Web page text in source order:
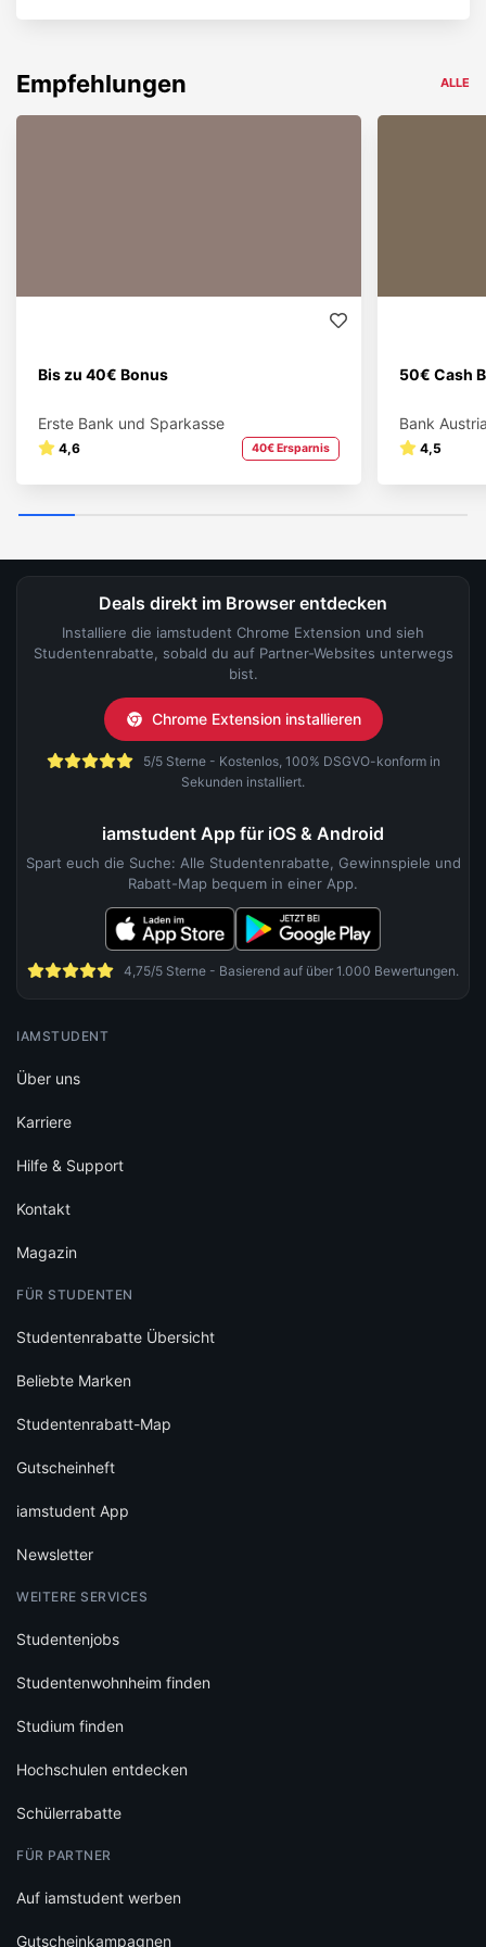
Empfehlungen ALLE
Bis zu 40€ Bonus
Erste Bank und Sparkasse
4,6 40€ Ersparnis
50€ Cash
Bank
4,5
Deals direkt im Browser entdecken
Installiere die iamstudent Chrome Extension und sieh
Studentenrabatte, sobald du auf Partner-Websites unterwegs
bist.
Chrome Extension installieren
5/5 Sterne - Kostenlos, 100% DSGVO-konform in
Sekunden installiert.
iamstudent App für iOS & Android
Spart euch die Suche: Alle Studentenrabatte, Gewinnspiele und
Rabatt-Map bequem in einer App.
4,75/5 Sterne - Basierend auf über 1.000 Bewertungen.
IAMSTUDENT
Über uns
Karriere
Hilfe & Support
Kontakt
Magazin
FÜR STUDENTEN
Studentenrabatte Übersicht
Beliebte Marken
Studentenrabatt-Map
Gutscheinheft
iamstudent App
Newsletter
WEITERE SERVICES
Studentenjobs
Studentenwohnheim finden
Studium finden
Hochschulen entdecken
Schülerrabatte
FÜR PARTNER
Auf iamstudent werben
Gutscheinkampagnen